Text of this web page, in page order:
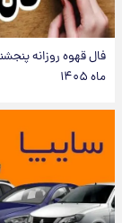
ماه ۱۴۰۵